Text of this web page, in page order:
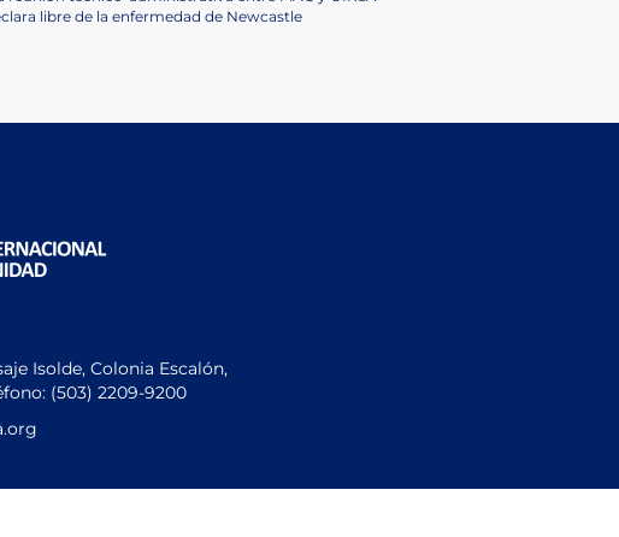
libre de la enfermedad de Newcastle
Isolde, Colonia Escalón,
(503) 2209-9200